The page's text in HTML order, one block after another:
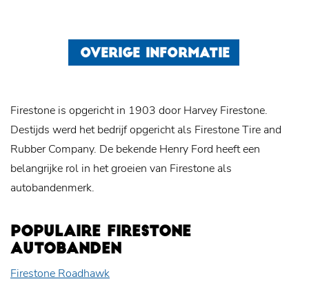
OVERIGE INFORMATIE
Firestone is opgericht in 1903 door Harvey Firestone.
Destijds werd het bedrijf opgericht als Firestone Tire and
Rubber Company. De bekende Henry Ford heeft een
belangrijke rol in het groeien van Firestone als
autobandenmerk.
POPULAIRE FIRESTONE
AUTOBANDEN
Firestone Roadhawk